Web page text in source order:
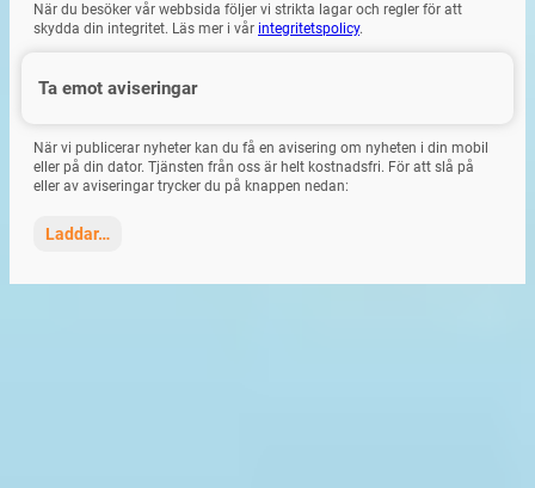
När du besöker vår webbsida följer vi strikta lagar och regler för att
skydda din integritet. Läs mer i vår integritetspolicy.
Ta emot aviseringar
När vi publicerar nyheter kan du få en avisering om nyheten i din mobil
eller på din dator. Tjänsten från oss är helt kostnadsfri. För att slå på
eller av aviseringar trycker du på knappen nedan:
Laddar…